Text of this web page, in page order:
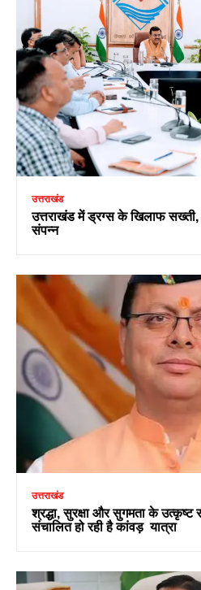
उत्तराखंड
उत्तराखंड में ड्रग्स के खिलाफ सख्ती,
संपन्न
उत्तराखंड
श्रद्धा, सुरक्षा और सुगमता के
संचालित हो रही है कांवड़ यात्रा